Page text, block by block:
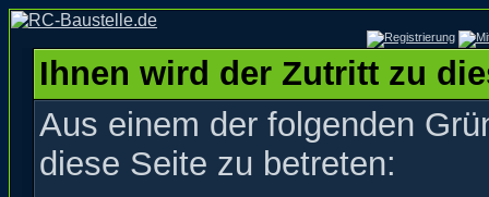
Ihnen wird der Zutritt zu
Aus einem der folgenden
diese Seite zu betreten: